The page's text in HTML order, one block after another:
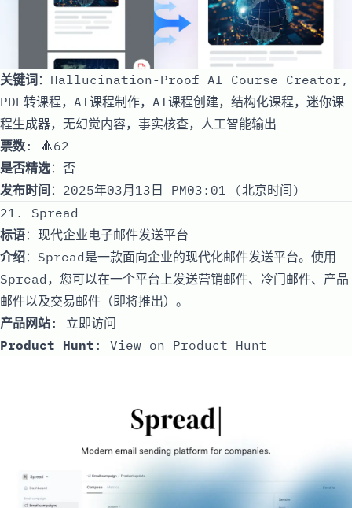
关键词：Hallucination-Proof AI Course Creator,
PDF转课程，AI课程制作，AI课程创建，结构化课程，迷你课
程生成器，无幻觉内容，事实核查，人工智能输出
票数: 🔺62
是否精选：否
发布时间 ：2025年03月13日 PM03:01 (北京时间)
21. Spread
标语：现代企业电子邮件发送平台
介绍：Spread是一款面向企业的现代化邮件发送平台。使用
Spread，您可以在一个平台上发送营销邮件、冷门邮件、产品
邮件以及交易邮件（即将推出）。
产品网站: 立即访问
Product Hunt : View on Product Hunt